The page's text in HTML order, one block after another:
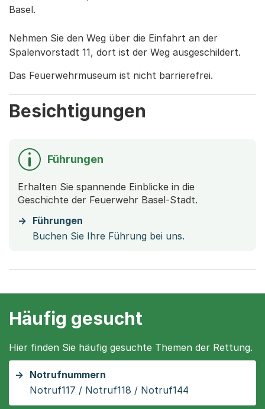
Basel.
Nehmen Sie den Weg über die Einfahrt an der
Spalenvorstadt 11, dort ist der Weg ausgeschildert.
Das Feuerwehrmuseum ist nicht barrierefrei.
Besichtigungen
Führungen
Erhalten Sie spannende Einblicke in die
Geschichte der Feuerwehr Basel-Stadt.
Führungen
Buchen Sie Ihre Führung bei uns.
Häufig gesucht
Hier finden Sie häufig gesuchte Themen der Rettung.
Notrufnummern
Notruf117 / Notruf118 / Notruf144